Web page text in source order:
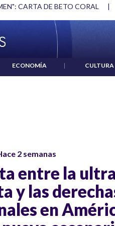
CARTA DE BETO CORAL |
ECONOMÍA | CULTURA
2 semanas
entre la
y las
en